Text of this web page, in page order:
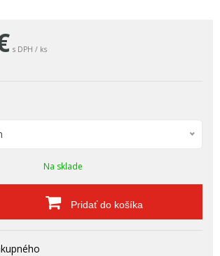
s DPH / ks
Na sklade
Pridať do košíka